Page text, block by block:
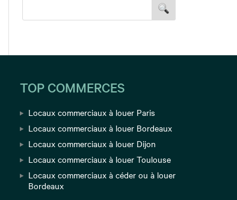
TOP COMMERCES
Locaux commerciaux à louer Paris
Locaux commerciaux à louer Bordeaux
Locaux commerciaux à louer Dijon
Locaux commerciaux à louer Toulouse
Locaux commerciaux à céder ou à louer
Bordeaux